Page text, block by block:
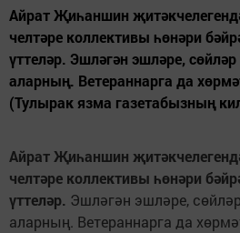
Айрат Җиһаншин
челтәре коллективы һөнәри
үттеләр. Эшләгән эшләре,
аларның. Ветераннарга да
(Тулырак язма газетабызның
Айрат Җиһаншин
челтәре коллективы һөнәри
үттеләр. Эшләгән эшләре,
аларның. Ветераннарга да